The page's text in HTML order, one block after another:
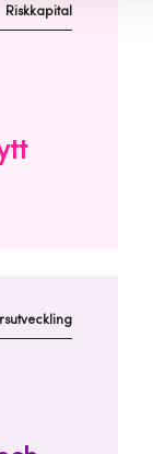
Riskkapital